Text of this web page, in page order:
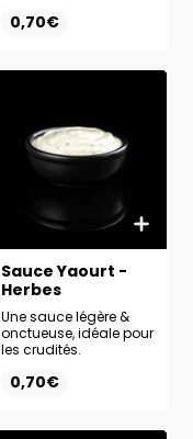
0,70€
Sauce Yaourt -
Herbes
Une sauce légère &
onctueuse, idéale pour
les crudités.
0,70€